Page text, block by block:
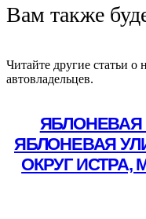
Вам также
Читайте другие статьи о
автовладельцев.
ЯБЛОНЕВАЯ
ЯБЛОНЕВАЯ
ОКРУГ ИСТРА,